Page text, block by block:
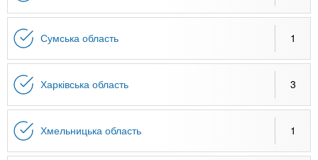
Сумська область 1
Харківська область 3
Хмельницька область 1